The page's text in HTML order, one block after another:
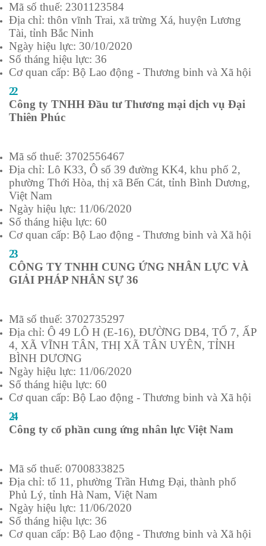
Mã số thuế: 2301123584
Địa chỉ: thôn vĩnh Trai, xã trừng Xá, huyện Lương
Tài, tỉnh Bắc Ninh
Ngày hiệu lực: 30/10/2020
Số tháng hiệu lực: 36
Cơ quan cấp: Bộ Lao động - Thương binh và Xã hội
22
Công ty TNHH Đầu tư Thương mại dịch vụ Đại
Thiên Phúc
Mã số thuế: 3702556467
Địa chỉ: Lô K33, Ô số 39 đường KK4, khu phố 2,
phường Thới Hòa, thị xã Bến Cát, tỉnh Bình Dương,
Việt Nam
Ngày hiệu lực: 11/06/2020
Số tháng hiệu lực: 60
Cơ quan cấp: Bộ Lao động - Thương binh và Xã hội
23
CÔNG TY TNHH CUNG ỨNG NHÂN LỰC VÀ
GIẢI PHÁP NHÂN SỰ 36
Mã số thuế: 3702735297
Địa chỉ: Ô 49 LÔ H (E-16), ĐƯỜNG DB4, TỔ 7, ẤP
4, XÃ VĨNH TÂN, THỊ XÃ TÂN UYÊN, TỈNH
BÌNH DƯƠNG
Ngày hiệu lực: 11/06/2020
Số tháng hiệu lực: 60
Cơ quan cấp: Bộ Lao động - Thương binh và Xã hội
24
Công ty cổ phần cung ứng nhân lực Việt Nam
Mã số thuế: 0700833825
Địa chỉ: tổ 11, phường Trần Hưng Đại, thành phố
Phủ Lý, tỉnh Hà Nam, Việt Nam
Ngày hiệu lực: 11/06/2020
Số tháng hiệu lực: 36
Cơ quan cấp: Bộ Lao động - Thương binh và Xã hội